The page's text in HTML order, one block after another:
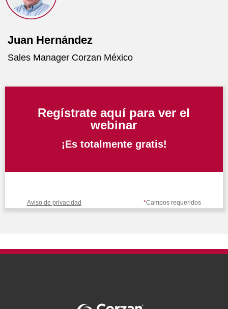
Juan Hernández
Sales Manager Corzan México
Regístrate aquí paraver el
webinar
¡Es totalmente gratis!
Aviso de privacidad *Campos requeridos